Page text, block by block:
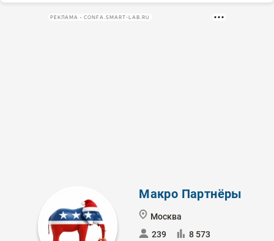
РЕКЛАМА • CONFA.SMART-LAB.RU
Макро Партнёры
Москва
239
8 573